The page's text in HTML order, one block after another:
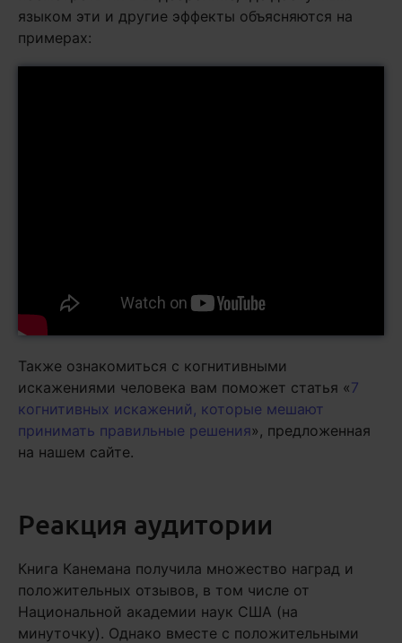
языком эти и другие эффекты объясняются на
примерах:
Также ознакомиться с когнитивными
искажениями человека вам поможет статья «7
когнитивных искажений, которые мешают
принимать правильные решения», предложенная
на нашем сайте.
Реакция аудитории
Книга Канемана получила множество наград и
положительных отзывов, в том числе от
Национальной академии наук США (на
минуточку). Однако вместе с положительными